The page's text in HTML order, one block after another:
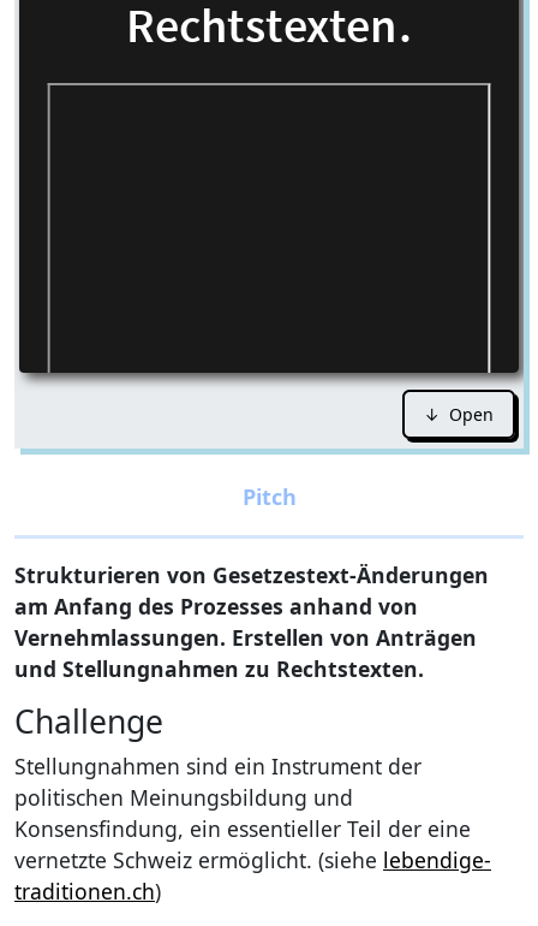
↓ Open
Strukturieren von Gesetzestext-Änderungen
am Anfang des Prozesses anhand von
Vernehmlassungen. Erstellen von Anträgen
und Stellungnahmen zu Rechtstexten.
Challenge
Stellungnahmen sind ein Instrument der
politischen Meinungsbildung und
Konsensfindung, ein essentieller Teil der eine
vernetzte Schweiz ermöglicht. (siehe lebendige-
traditionen.ch)